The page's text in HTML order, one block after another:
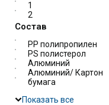
1
2
Состав
PP полипропилен
PS полистерол
Алюминий
Алюминий/ Картон
бумага
Показать все